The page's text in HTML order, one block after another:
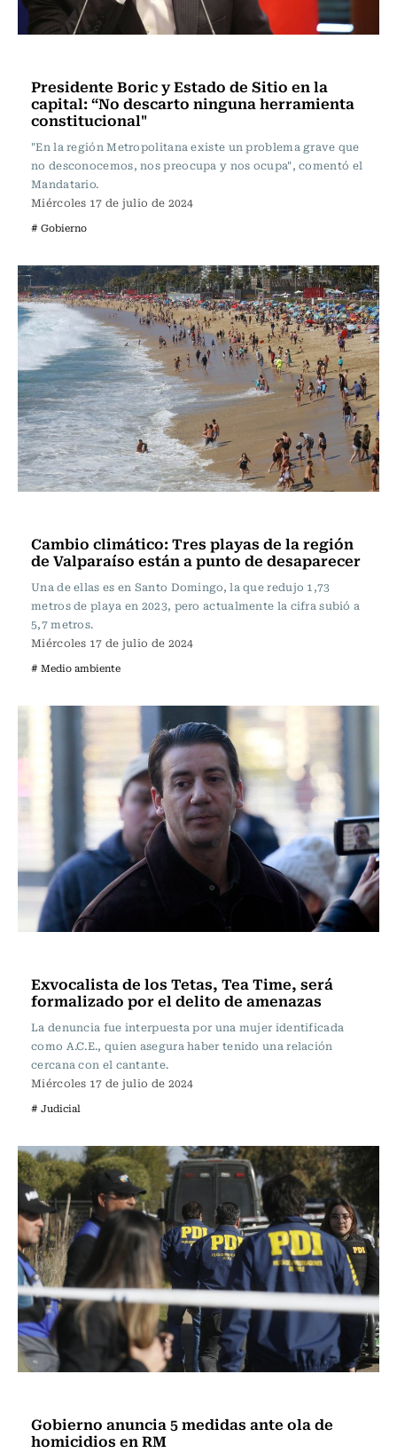
Presidente Boric y Estado de Sitio en la
capital: “No descarto ninguna herramienta
constitucional"
"En la región Metropolitana existe un problema grave que
no desconocemos, nos preocupa y nos ocupa", comentó el
Mandatario.
Miércoles 17 de julio de 2024
# Gobierno
Cambio climático: Tres playas de la región
de Valparaíso están a punto de desaparecer
Una de ellas es en Santo Domingo, la que redujo 1,73
metros de playa en 2023, pero actualmente la cifra subió a
5,7 metros.
Miércoles 17 de julio de 2024
# Medio ambiente
Exvocalista de los Tetas, Tea Time, será
formalizado por el delito de amenazas
La denuncia fue interpuesta por una mujer identificada
como A.C.E., quien asegura haber tenido una relación
cercana con el cantante.
Miércoles 17 de julio de 2024
# Judicial
Gobierno anuncia 5 medidas ante ola de
homicidios en RM